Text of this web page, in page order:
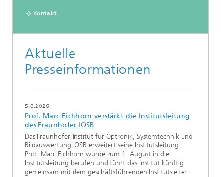
Kontakt
Aktuelle
Presseinformationen
5.8.2026
Prof. Marc Eichhorn verstärkt die Institutsleitung
des Fraunhofer IOSB
Das Fraunhofer-Institut für Optronik, Systemtechnik und
Bildauswertung IOSB erweitert seine Institutsleitung.
Prof. Marc Eichhorn wurde zum 1. August in die
Institutsleitung berufen und führt das Institut künftig
gemeinsam mit dem geschäftsführenden Institutsleiter…